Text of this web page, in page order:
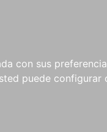
con sus
puede configurar